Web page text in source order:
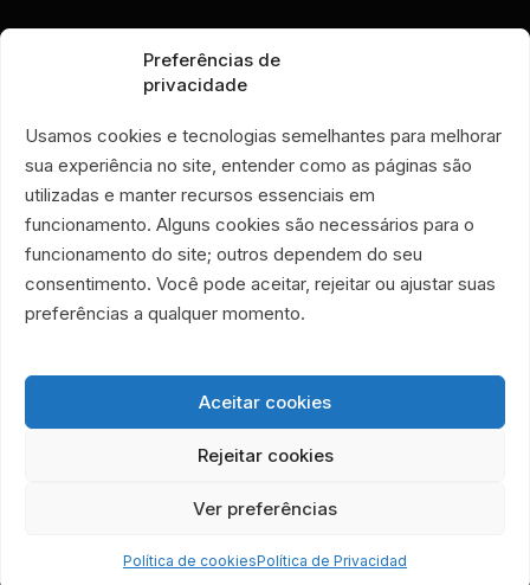
Preferências de
privacidade
Usamos cookies e tecnologias semelhantes para melhorar
sua experiência no site, entender como as páginas são
utilizadas e manter recursos essenciais em
funcionamento. Alguns cookies são necessários para o
funcionamento do site; outros dependem do seu
consentimento. Você pode aceitar, rejeitar ou ajustar suas
preferências a qualquer momento.
Aceitar cookies
Rejeitar cookies
Ver preferências
Política de cookiesPolítica de Privacidad
+55 21 99028-9090
ONG É POR AMOR
Manguinhos • Río de Janeiro, Brasil
TIENDA SOLIDARIA É POR AMOR
locales 719 y 720
Copacabana • Río de Janeiro, Brasil
Combatiendo el hambre. Cultivando dignidad.